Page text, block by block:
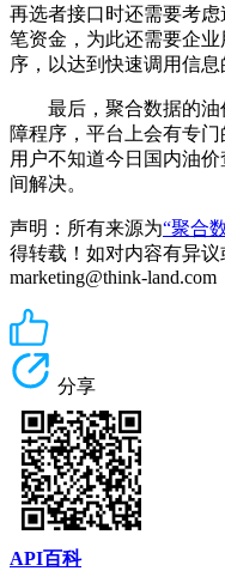
再选者接口时还需要考
笔资金，为此还需要企
序，以达到快速调用信息
最后，聚合数据的油
障程序，平台上会有专
用户不知道今日国内油
间解决。
声明：所有来源为“聚合
得转载！如对内容有异议
marketing@think-land.com
分享
API百科